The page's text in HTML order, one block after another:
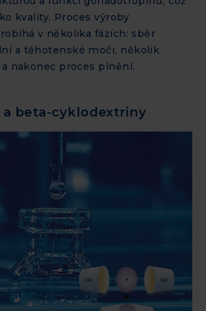
kvality. Proces výroby
v několika fázích: sběr
a těhotenské moči, několik
nakonec proces plnění.
beta-cyklodextriny